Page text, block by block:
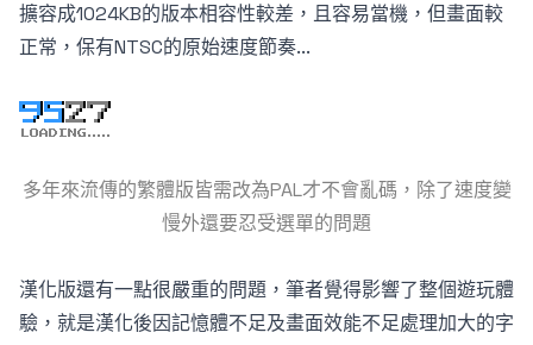
擴容成1024KB的版本相容性較差，且容易當機，但畫面較
正常，保有NTSC的原始速度節奏...
多年來流傳的繁體版皆需改為PAL才不會亂碼，除了速度變
慢外還要忍受選單的問題
漢化版還有一點很嚴重的問題，筆者覺得影響了整個遊玩體
驗，就是漢化後因記憶體不足及畫面效能不足處理加大的字